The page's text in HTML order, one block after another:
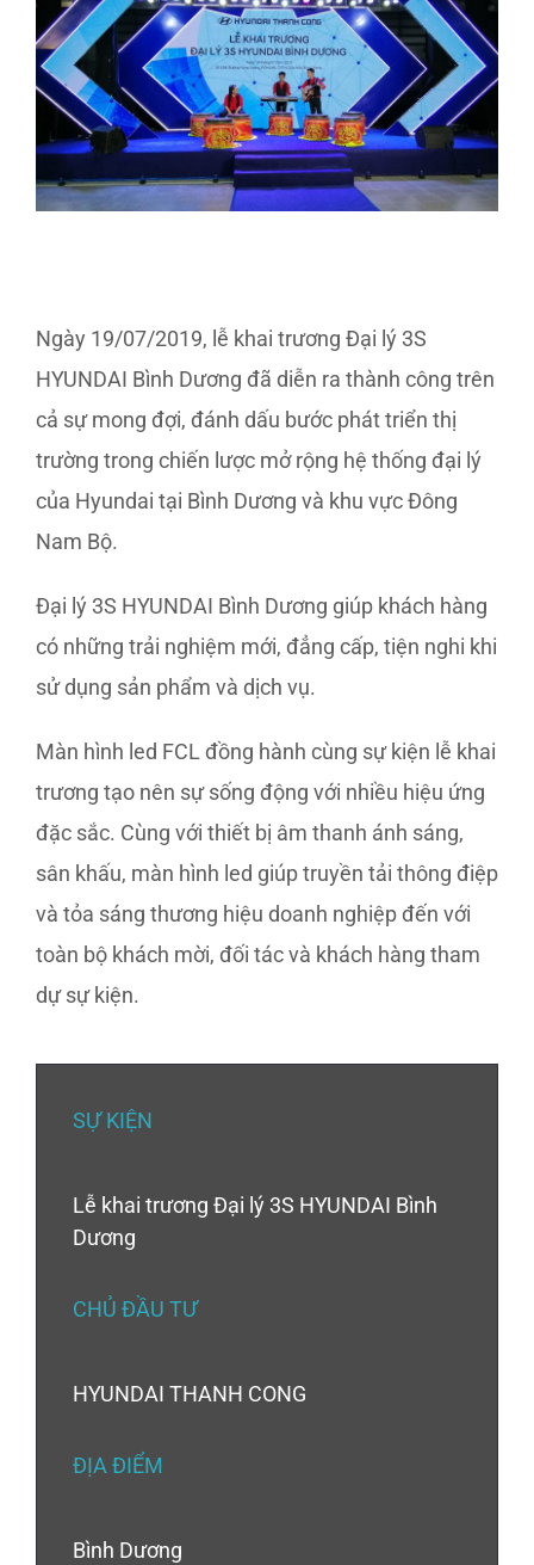
Larger
Image
Ngày 19/07/2019, lễ khai trương Đại lý 3S
HYUNDAI Bình Dương đã diễn ra thành công trên
cả sự mong đợi, đánh dấu bước phát triển thị
trường trong chiến lược mở rộng hệ thống đại lý
của Hyundai tại Bình Dương và khu vực Đông
Nam Bộ.​
Đại lý 3S HYUNDAI Bình Dương giúp khách hàng
có những trải nghiệm mới, đẳng cấp, tiện nghi khi
sử dụng sản phẩm và dịch vụ.
Màn hình led FCL đồng hành cùng sự kiện lễ khai
trương tạo nên sự sống động với nhiều hiệu ứng
đặc sắc. Cùng với thiết bị âm thanh ánh sáng,
sân khấu, màn hình led giúp truyền tải thông điệp
và tỏa sáng thương hiệu doanh nghiệp đến với
toàn bộ khách mời, đối tác và khách hàng tham
dự sự kiện.
SỰ KIỆN
Lễ khai trương Đại lý 3S HYUNDAI Bình
Dương
CHỦ ĐẦU TƯ
HYUNDAI THANH CONG
ĐỊA ĐIỂM
Bình Dương